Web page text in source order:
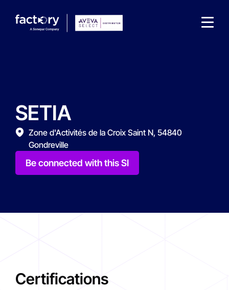
What are you looking for?
SETIA
Zone d'Activités de la Croix Saint N, 54840
Gondreville
Be connected with this SI
Certifications